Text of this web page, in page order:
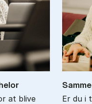
at blive
Er du i